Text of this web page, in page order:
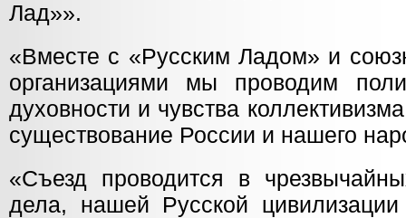
Лад»».
«Вместе с «Русским Ладом» и
организациями мы проводим
духовности и чувства
существование России и нашего
«Съезд проводится в
дела, нашей Русской